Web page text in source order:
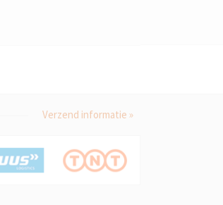
Verzend informatie »